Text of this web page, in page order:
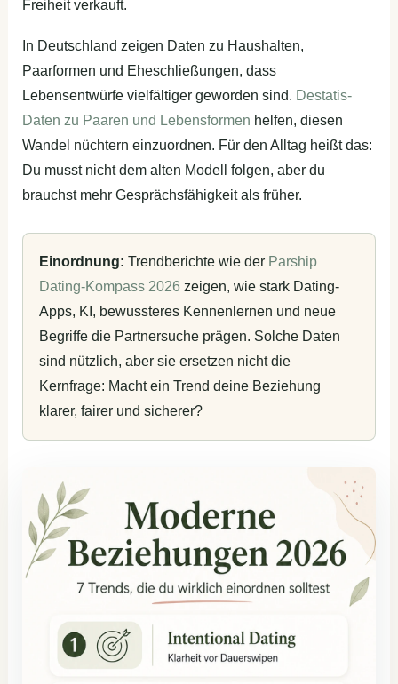
Freiheit verkauft.
In Deutschland zeigen Daten zu Haushalten,
Paarformen und Eheschließungen, dass
Lebensentwürfe vielfältiger geworden sind. Destatis-
Daten zu Paaren und Lebensformen helfen, diesen
Wandel nüchtern einzuordnen. Für den Alltag heißt das:
Du musst nicht dem alten Modell folgen, aber du
brauchst mehr Gesprächsfähigkeit als früher.
Einordnung: Trendberichte wie der Parship
Dating-Kompass 2026 zeigen, wie stark Dating-
Apps, KI, bewussteres Kennenlernen und neue
Begriffe die Partnersuche prägen. Solche Daten
sind nützlich, aber sie ersetzen nicht die
Kernfrage: Macht ein Trend deine Beziehung
klarer, fairer und sicherer?